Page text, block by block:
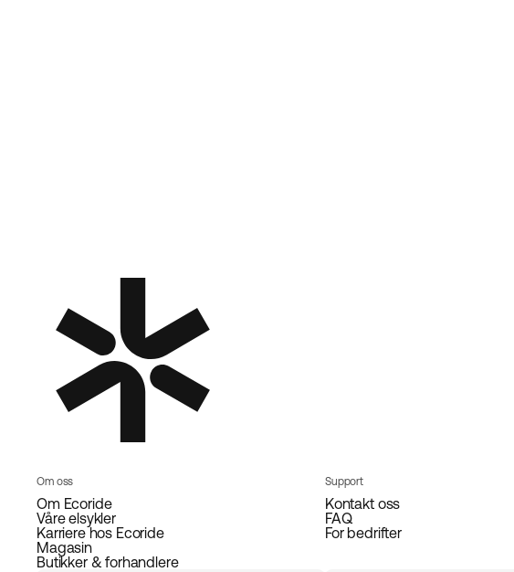
Om oss
Om Ecoride
Våre elsykler
Karriere hos Ecoride
Magasin
Butikker & forhandlere
Support
Kontakt oss
FAQ
For bedrifter